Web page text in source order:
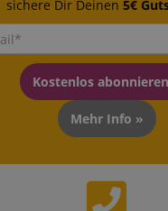
sichere Dir Deinen 5€
Kostenlos
Mehr Info »